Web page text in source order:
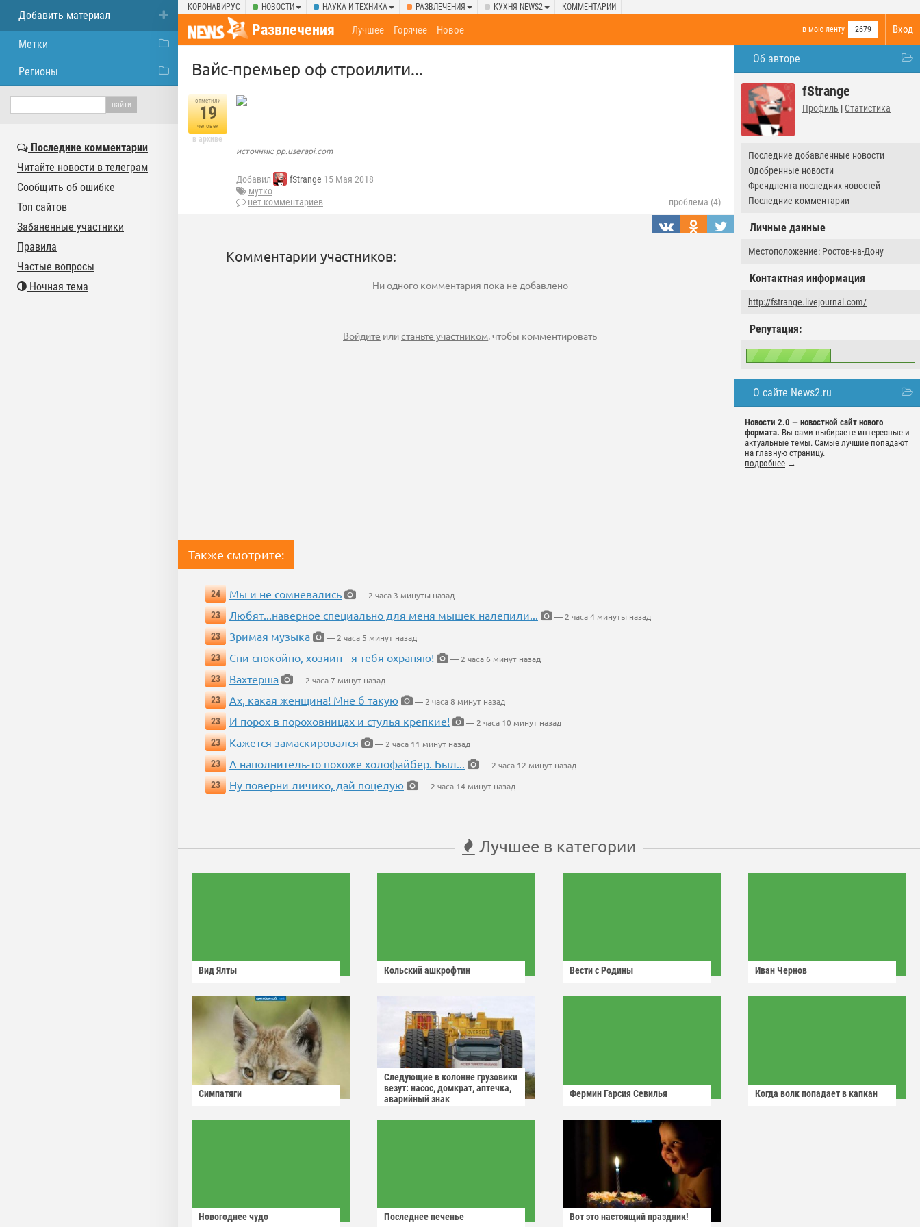
КОРОНАВИРУС НОВОСТИ НАУКА И ТЕХНИКА РАЗВЛЕЧЕНИЯ КУХНЯ NEWS2 КОММЕНТАРИИ
Вход
Развлечения в мою ленту 2679
Лучшее Горячее Новое
Об авторе
fStrange
Профиль | Статистика
Последние добавленные новости
Одобренные новости
Френдлента последних новостей
Последние комментарии
Личные данные
Местоположение: Ростов-на-Дону
Контактная информация
http://fstrange.livejournal.com/
Репутация:
О сайте News2.ru
Новости 2.0 — новостной сайт нового
формата. Вы сами выбираете интересные и
актуальные темы. Самые лучшие попадают
на главную страницу.
подробнее →
Вайс-премьер оф строилити...
отметили
19
человек
в архиве
источник: pp.userapi.com
Добавил fStrange 15 Мая 2018
мутко
нет комментариев
проблема (4)
Комментарии участников:
Ни одного комментария пока не добавлено
Войдите илистаньте участником, чтобы комментировать
Также смотрите:
24 Мы и не сомневались
— 2 часа 3 минуты назад
23
Любят...наверное специально для меня мышек налепили...
— 2 часа 4 минуты назад
23
Зримая музыка
— 2 часа 5 минут назад
23
Спи спокойно, хозяин - я тебя охраняю!
— 2 часа 6 минут назад
23
Вахтерша
— 2 часа 7 минут назад
23
Ах, какая женщина! Мне б такую
— 2 часа 8 минут назад
23
И порох в пороховницах и стулья крепкие!
— 2 часа 10 минут назад
23
Кажется замаскировался
— 2 часа 11 минут назад
23
А наполнитель-то похоже холофайбер. Был...
— 2 часа 12 минут назад
23
Ну поверни личико, дай поцелую — 2 часа 14 минут назад
Лучшее в категории
Вид Ялты Кольский ашкрофтин Вести с Родины Иван Чернов
Симпатяги
Следующие в колонне грузовики
везут: насос, домкрат, аптечка,
аварийный знак
Фермин Гарсия Севилья Когда волк попадает в капкан
Новогоднее чудо Последнее печенье Вот это настоящий праздник!
Добавить материал
Метки
Регионы
Последние комментарии
Читайте новости в телеграм
Сообщить об ошибке
Топ сайтов
Забаненные участники
Правила
Частые вопросы
Ночная тема